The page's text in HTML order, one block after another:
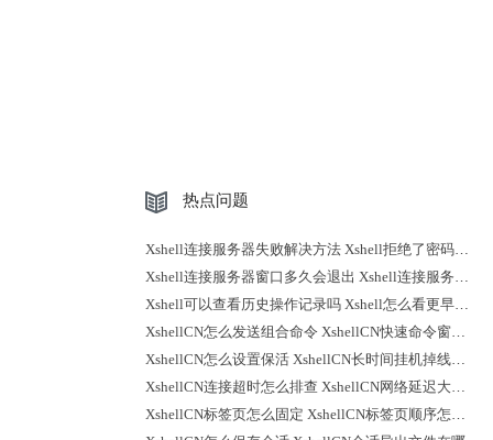
热点问题
Xshell连接服务器失败解决方法 Xshell拒绝了密码怎么回事
Xshell连接服务器窗口多久会退出 Xshell连接服务器时不弹出登录提示
Xshell可以查看历史操作记录吗 Xshell怎么看更早之前的记录
XshellCN怎么发送组合命令 XshellCN快速命令窗口怎么打开
XshellCN怎么设置保活 XshellCN长时间挂机掉线怎么减少
XshellCN连接超时怎么排查 XshellCN网络延迟大怎么优化
XshellCN标签页怎么固定 XshellCN标签页顺序怎么调整